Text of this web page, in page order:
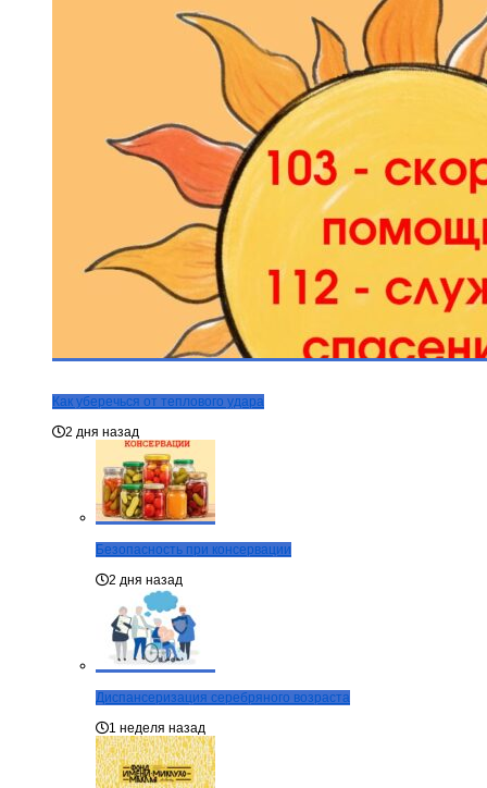
Как уберечься от теплового удара
2 дня назад
Безопасность при консервации
2 дня назад
Диспансеризация серебряного возраста
1 неделя назад